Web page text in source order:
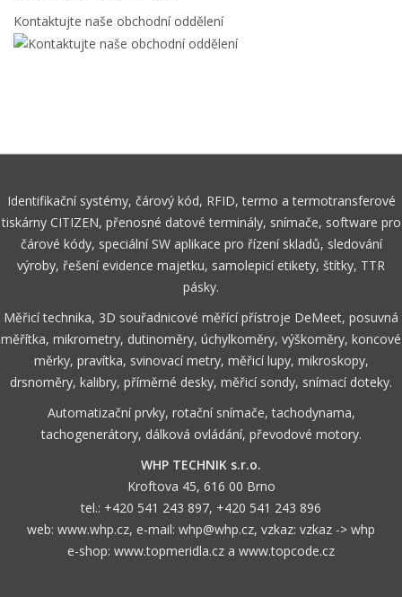
Kontaktujte naše obchodní oddělení
Identifikační systémy, čárový kód, RFID, termo a termotransferové
tiskárny CITIZEN, přenosné datové terminály, snímače, software pro
čárové kódy, speciální SW aplikace pro řízení skladů, sledování
výroby, řešení evidence majetku, samolepicí etikety, štítky, TTR
pásky.
Měřicí technika, 3D souřadnicové měřící přístroje DeMeet, posuvná
měřítka, mikrometry, dutinoměry, úchylkoměry, výškoměry, koncové
měrky, pravítka, svinovací metry, měřicí lupy, mikroskopy,
drsnoměry, kalibry, příměrné desky, měřicí sondy, snímací doteky.
Automatizační prvky, rotační snímače, tachodynama,
tachogenerátory, dálková ovládání, převodové motory.
WHP TECHNIK s.r.o.
Kroftova 45, 616 00 Brno
tel.: +420 541 243 897, +420 541 243 896
web: www.whp.cz, e-mail: whp@whp.cz, vzkaz: vzkaz -> whp
e-shop: www.topmeridla.cz a www.topcode.cz